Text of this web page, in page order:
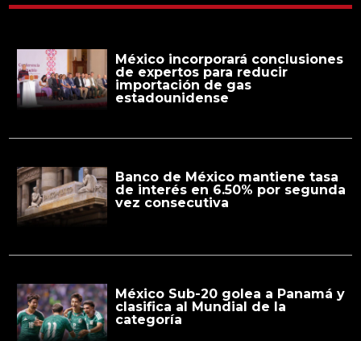
México incorporará conclusiones
de expertos para reducir
importación de gas
estadounidense
Banco de México mantiene tasa
de interés en 6.50% por segunda
vez consecutiva
México Sub-20 golea a Panamá y
clasifica al Mundial de la
categoría